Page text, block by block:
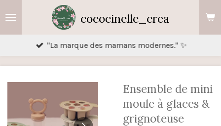
cococinelle_crea
"La marque des mamans modernes." ✨
Ensemble de mini
moule à glaces &
grignoteuse